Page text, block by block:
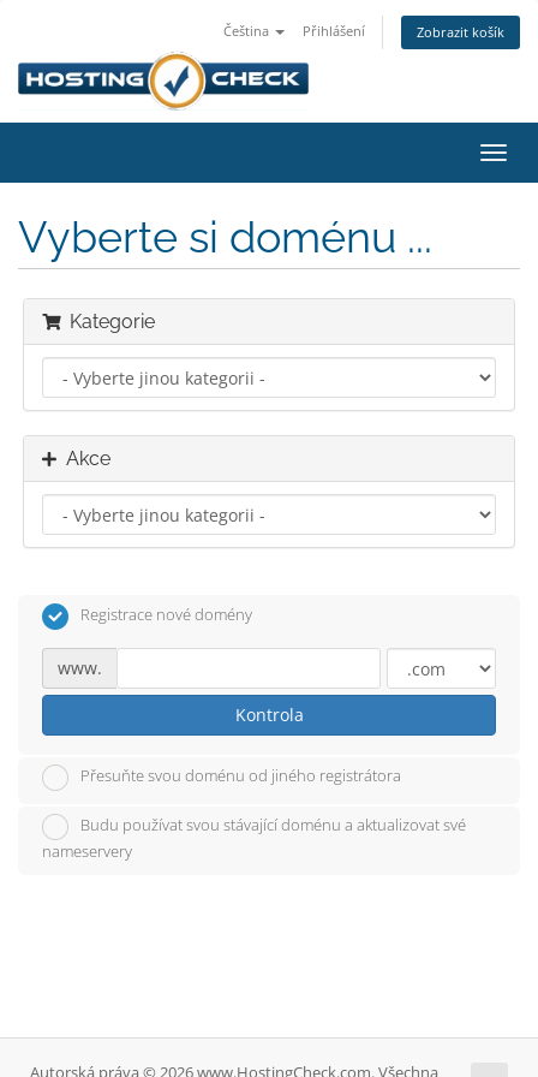
Čeština Přihlášení Zobrazit košík
Vyberte si doménu ...
Kategorie
Akce
Registrace nové domény
www.
Kontrola
Přesuňte svou doménu od jiného registrátora
Budu používat svou stávající doménu a aktualizovat své
nameservery
Autorská práva © 2026 www.HostingCheck.com. Všechna